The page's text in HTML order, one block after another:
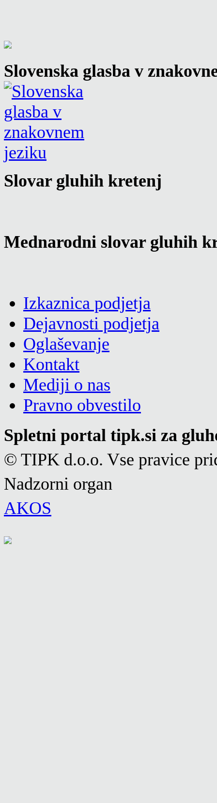
Slovenska glasba v
Slovar gluhih kretenj
Mednarodni slovar gluhih
Izkaznica podjetja
Dejavnosti podjetja
Oglaševanje
Kontakt
Mediji o nas
Pravno obvestilo
Spletni portal tipk.si za
© TIPK d.o.o. Vse pravice
Nadzorni organ
AKOS